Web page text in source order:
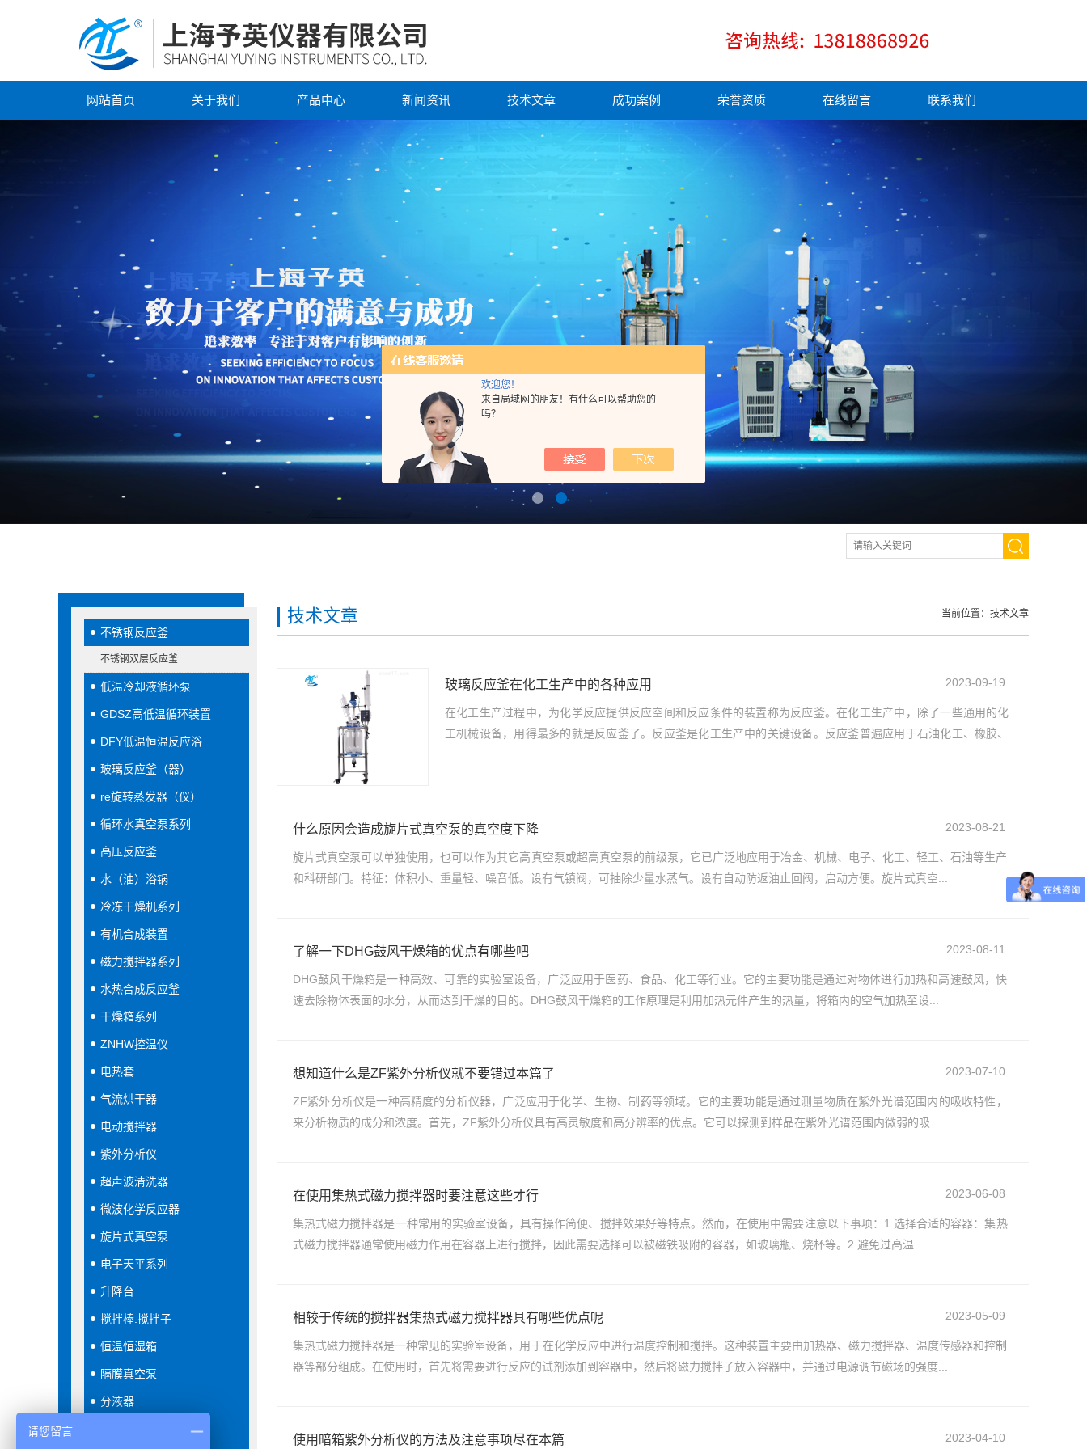
欢迎您！
来自局域网的朋友！有什么可以帮助您的
吗？
网站首页 关于我们 产品中心 新闻资讯 技术文章 成功案例 荣誉资质 在线留言 联系我们
不锈钢反应釜
不锈钢双层反应釜
低温冷却液循环泵
GDSZ高低温循环装置
DFY低温恒温反应浴
玻璃反应釜（器）
re旋转蒸发器（仪）
循环水真空泵系列
高压反应釜
水（油）浴锅
冷冻干燥机系列
有机合成装置
磁力搅拌器系列
水热合成反应釜
干燥箱系列
ZNHW控温仪
电热套
气流烘干器
电动搅拌器
紫外分析仪
超声波清洗器
微波化学反应器
旋片式真空泵
电子天平系列
升降台
搅拌棒.搅拌子
恒温恒湿箱
隔膜真空泵
分液器
当前位置： 技术文章
技术文章
玻璃反应釜在化工生产中的各种应用
在化工生产过程中，为化学反应提供反应空间和反应条件的装置称为反应釜。在化工生产中，除了一些通用的化
工机械设备，用得最多的就是反应釜了。反应釜是化工生产中的关键设备。反应釜普遍应用于石油化工、橡胶、
2023-09-19
什么原因会造成旋片式真空泵的真空度下降
旋片式真空泵可以单独使用，也可以作为其它高真空泵或超高真空泵的前级泵，它已广泛地应用于冶金、机械、电子、化工、轻工、石油等生产
和科研部门。特征：体积小、重量轻、噪音低。设有气镇阀，可抽除少量水蒸气。设有自动防返油止回阀，启动方便。旋片式真空...
2023-08-21
了解一下DHG鼓风干燥箱的优点有哪些吧
DHG鼓风干燥箱是一种高效、可靠的实验室设备，广泛应用于医药、食品、化工等行业。它的主要功能是通过对物体进行加热和高速鼓风，快
速去除物体表面的水分，从而达到干燥的目的。DHG鼓风干燥箱的工作原理是利用加热元件产生的热量，将箱内的空气加热至设...
2023-08-11
想知道什么是ZF紫外分析仪就不要错过本篇了
ZF紫外分析仪是一种高精度的分析仪器，广泛应用于化学、生物、制药等领域。它的主要功能是通过测量物质在紫外光谱范围内的吸收特性，
来分析物质的成分和浓度。首先，ZF紫外分析仪具有高灵敏度和高分辨率的优点。它可以探测到样品在紫外光谱范围内微弱的吸...
2023-07-10
在使用集热式磁力搅拌器时要注意这些才行
集热式磁力搅拌器是一种常用的实验室设备，具有操作简便、搅拌效果好等特点。然而，在使用中需要注意以下事项：1.选择合适的容器：集热
式磁力搅拌器通常使用磁力作用在容器上进行搅拌，因此需要选择可以被磁铁吸附的容器，如玻璃瓶、烧杯等。2.避免过高温...
2023-06-08
相较于传统的搅拌器集热式磁力搅拌器具有哪些优点呢
集热式磁力搅拌器是一种常见的实验室设备，用于在化学反应中进行温度控制和搅拌。这种装置主要由加热器、磁力搅拌器、温度传感器和控制
器等部分组成。在使用时，首先将需要进行反应的试剂添加到容器中，然后将磁力搅拌子放入容器中，并通过电源调节磁场的强度...
2023-05-09
使用暗箱紫外分析仪的方法及注意事项尽在本篇 2023-04-10
请您留言